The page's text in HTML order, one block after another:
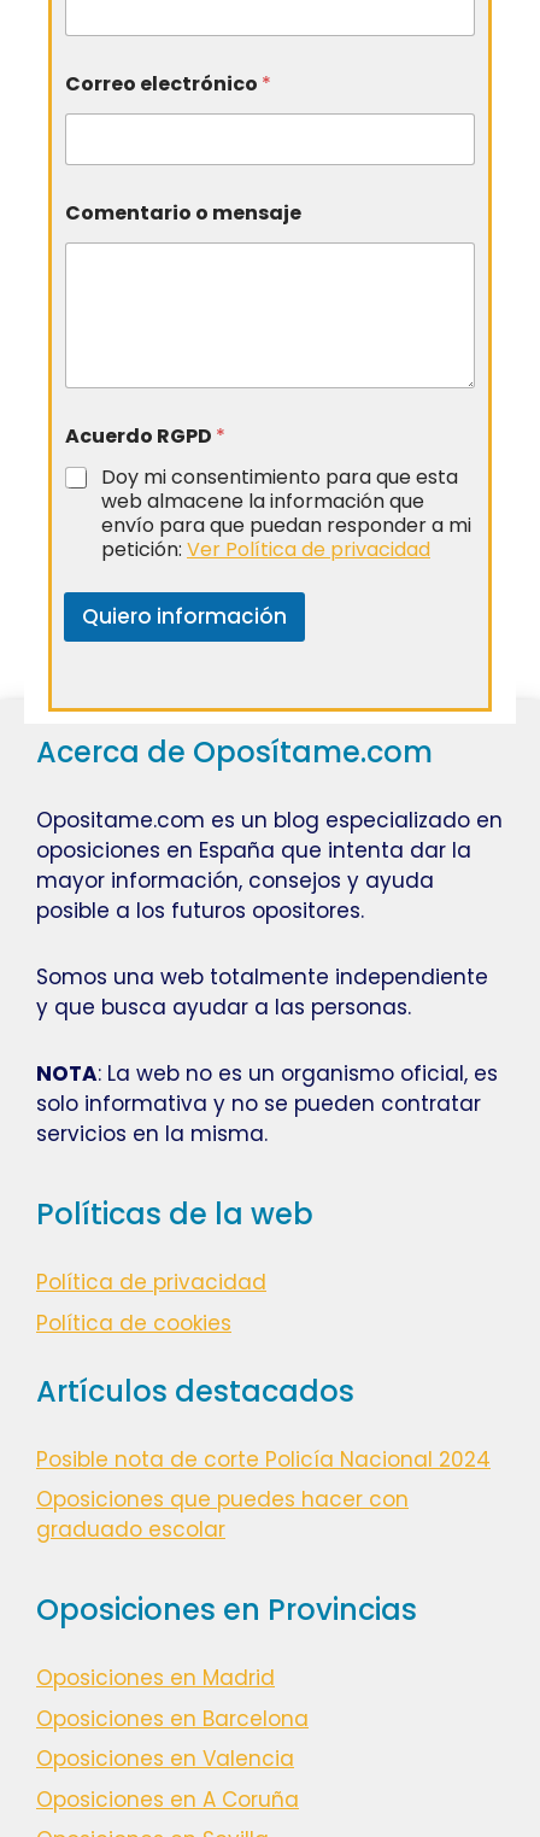
Correo electrónico *
Comentario o mensaje
Acuerdo RGPD *
Doy mi consentimiento para que esta
web almacene la información que
envío para que puedan responder a mi
petición: Ver Política de privacidad
Quiero información
Acerca de Oposítame.com
Opositame.com es un blog especializado en
oposiciones en España que intenta dar la
mayor información, consejos y ayuda
posible a los futuros opositores.
Somos una web totalmente independiente
y que busca ayudar a las personas.
NOTA: La web no es un organismo oficial, es
solo informativa y no se pueden contratar
servicios en la misma.
Políticas de la web
Política de privacidad
Política de cookies
Artículos destacados
Posible nota de corte Policía Nacional 2024
Oposiciones que puedes hacer con
graduado escolar
Oposiciones en Provincias
Oposiciones en Madrid
Oposiciones en Barcelona
Oposiciones en Valencia
Oposiciones en A Coruña